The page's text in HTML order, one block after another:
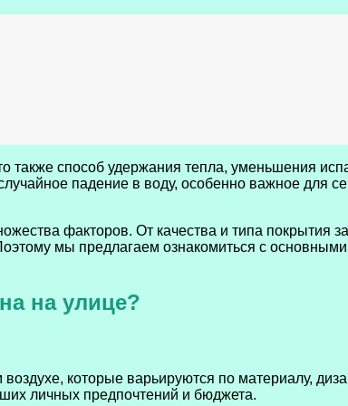
способ удержания тепла, уменьшения
падение в воду, особенно важное для
факторов. От качества и типа покрытия
мы предлагаем ознакомиться с
на улице?
которые варьируются по материалу,
личных предпочтений и бюджета.